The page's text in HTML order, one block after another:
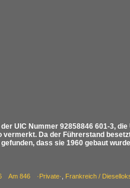
UIC Nummer 92858846 601-3,
Da der Führerstand
dass sie 1960 gebaut
Am 846 ·Private· Frankreich /